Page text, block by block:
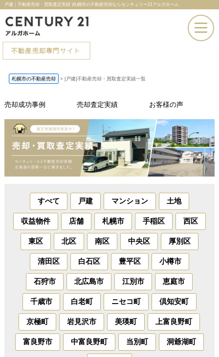
戸建｜不動産売却・買取査定実績 |札幌市の不動産売却ならセンチュリー21アルガホーム
その場で売却査定
早く
売りたい
高く
売りたい
秘密に
売りたい
売った後も
住み続けたい
スタッフ紹介 会社概要
来店予約 お問い合わせ
札幌市の不動産売却 > [戸建]不動産売却・買取査定実績一覧
売却成功事例 売却査定実績 お客様の声
すべて 戸建 マンション 土地
収益物件 店舗 札幌市 手稲区 西区
東区 北区 南区 中央区 厚別区
清田区 白石区 豊平区 小樽市
石狩市 北広島市 江別市 恵庭市
千歳市 白老町 ニセコ町 倶知安町
京極町 岩見沢市 美瑛町 上富良野町
富良野市 中富良野町 当別町 洞爺湖町